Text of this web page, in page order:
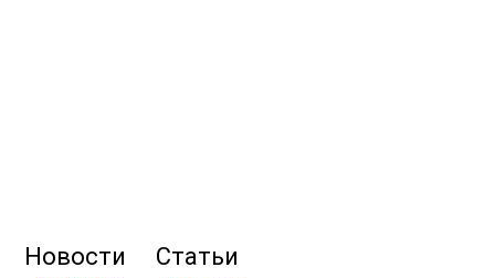
Новости Статьи